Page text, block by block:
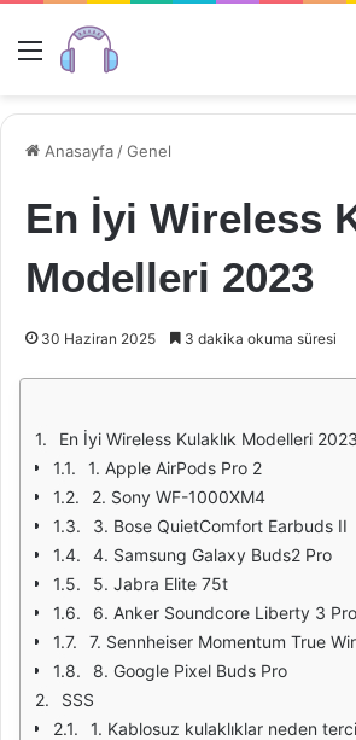
Menü
Anasayfa /Genel
En İyi Wireless
Modelleri 2023
30 Haziran 2025 3 dakika okuma süresi
En İyi Wireless Kulaklık Modelleri 2023
1. Apple AirPods Pro 2
2. Sony WF-1000XM4
3. Bose QuietComfort Earbuds II
4. Samsung Galaxy Buds2 Pro
5. Jabra Elite 75t
6. Anker Soundcore Liberty 3 Pro
7. Sennheiser Momentum True
8. Google Pixel Buds Pro
SSS
1. Kablosuz kulaklıklar neden